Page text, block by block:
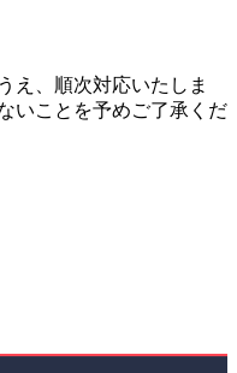
え、順次対応いたしま
いことを予めご了承くだ